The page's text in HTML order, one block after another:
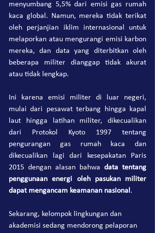
menyumbang 5,5% dari emisi gas rumah
kaca global. Namun, mereka tidak terikat
oleh perjanjian iklim internasional untuk
melaporkan atau mengurangi emisi karbon
mereka, dan data yang diterbitkan oleh
beberapa militer dianggap tidak akurat
atau tidak lengkap.
Ini karena emisi militer di luar negeri,
mulai dari pesawat terbang hingga kapal
laut hingga latihan militer, dikecualikan
dari Protokol Kyoto 1997 tentang
pengurangan gas rumah kaca dan
dikecualikan lagi dari kesepakatan Paris
2015 dengan alasan bahwa data tentang
penggunaan energi oleh pasukan militer
dapat mengancam keamanan nasional .
Sekarang, kelompok lingkungan dan
akademisi sedang mendorong pelaporan